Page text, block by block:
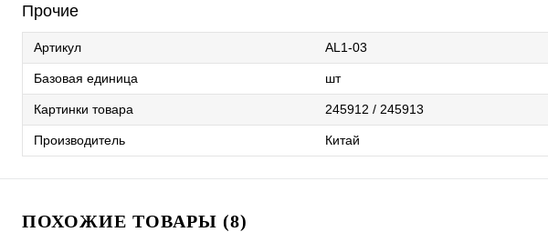
Прочие
Артикул AL1-03
Базовая единица шт
Картинки товара 245912 / 245913
Производитель Китай
ПОХОЖИЕ ТОВАРЫ (8)